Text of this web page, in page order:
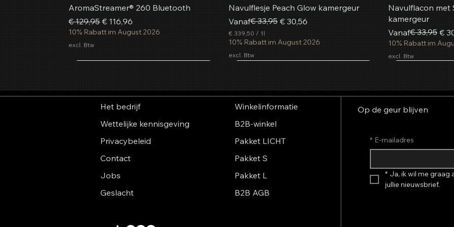
AromaStreamer® 260 Bluetooth
Normale prijs
€ 129,95Verkoopprijs
€ 116,96
10% Rabatt im August 2026
excl. Btw
Navulflesje Peach Glow kamergeur
Vanaf
Normale prijs
€ 33,95 € 30,56
Verkoopprijs
€ 339,50 / 1l
€
3
5
0
10% Rabatt im August 2026
excl. Btw
Navulflacon met
kamergeur
Vanaf
Normale prijs
€ 33,95 €
Verkoopprijs
10% Rabatt im
excl. Btw
Aerosol geurspray Zomergevoel
AromaStreamer® 850 BT
AromaStreamer® 750
Het bedrijf
Wettelijke kennisgeving
Privacybeleid
Contact
Jobs
Geslacht
Winkelinformatie
B2B-winkel
Pakket LICHT
Pakket S
Pakket L
B2B AGB
Op de geur blijven
* E-mailadres
* Ja, ik wil me graag
jullie nieuwsbrief.